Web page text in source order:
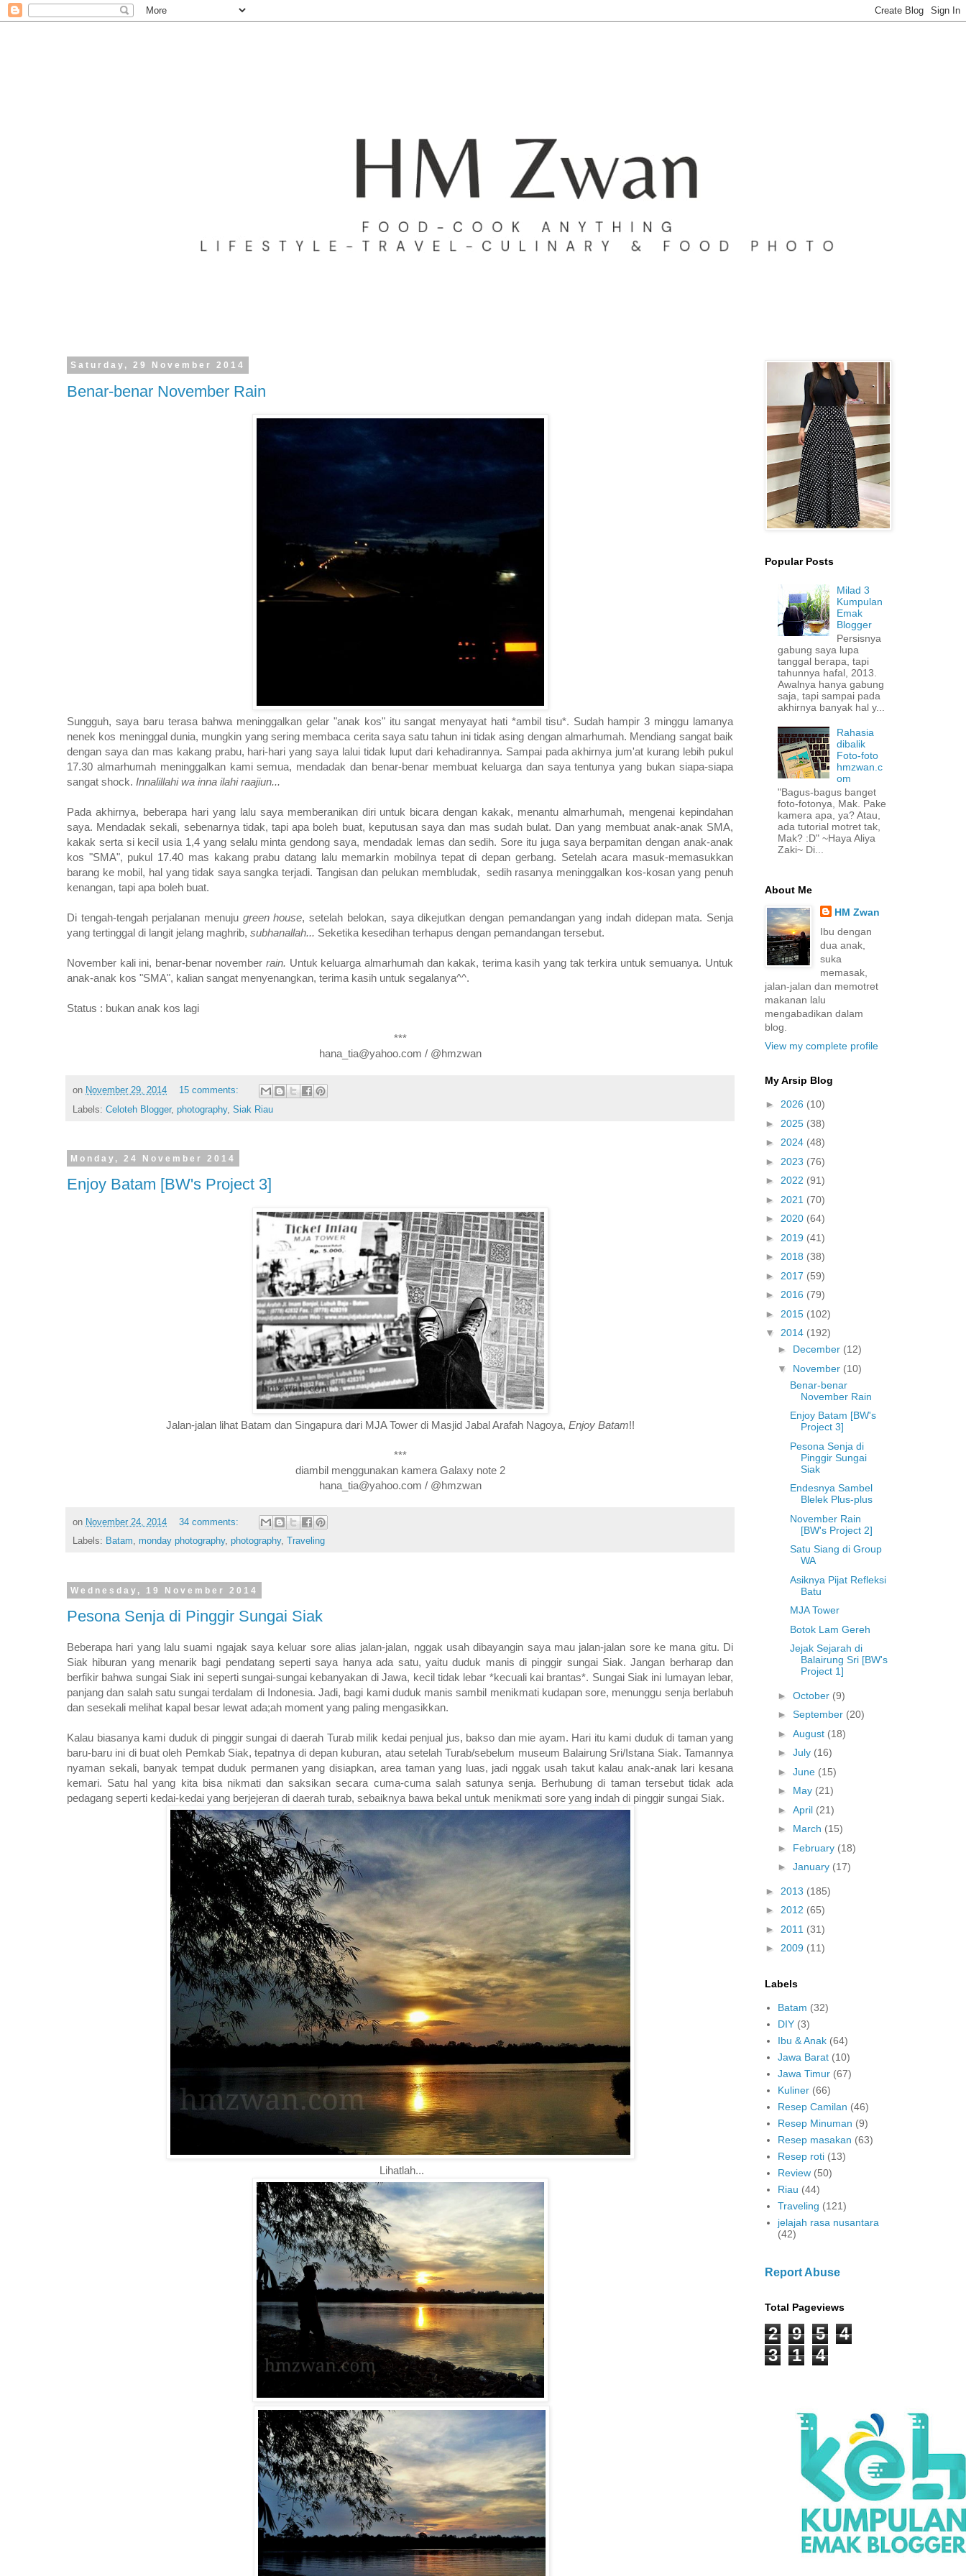
Saturday, 29 November 2014
Benar-benar November Rain
Sungguh, saya baru terasa bahwa meninggalkan gelar "anak kos" itu sangat menyayat hati *ambil tisu*. Sudah hampir 3 minggu lamanya
nenek kos meninggal dunia, mungkin yang sering membaca cerita saya satu tahun ini tidak asing dengan almarhumah. Mendiang sangat baik
dengan saya dan mas kakang prabu, hari-hari yang saya lalui tidak luput dari kehadirannya. Sampai pada akhirnya jum'at kurang lebih pukul
17.30 almarhumah meninggalkan kami semua, mendadak dan benar-benar membuat keluarga dan saya tentunya yang bukan siapa-siapa
sangat shock. Innalillahi wa inna ilahi raajiun...
Pada akhirnya, beberapa hari yang lalu saya memberanikan diri untuk bicara dengan kakak, menantu almarhumah, mengenai kepindahan
saya. Mendadak sekali, sebenarnya tidak, tapi apa boleh buat, keputusan saya dan mas sudah bulat. Dan yang membuat anak-anak SMA,
kakak serta si kecil usia 1,4 yang selalu minta gendong saya, mendadak lemas dan sedih. Sore itu juga saya berpamitan dengan anak-anak
kos "SMA", pukul 17.40 mas kakang prabu datang lalu memarkin mobilnya tepat di depan gerbang. Setelah acara masuk-memasukkan
barang ke mobil, hal yang tidak saya sangka terjadi. Tangisan dan pelukan membludak, sedih rasanya meninggalkan kos-kosan yang penuh
kenangan, tapi apa boleh buat.
Di tengah-tengah perjalanan menuju green house, setelah belokan, saya dikejutkan dengan pemandangan yang indah didepan mata. Senja
yang tertinggal di langit jelang maghrib, subhanallah... Seketika kesedihan terhapus dengan pemandangan tersebut.
November kali ini, benar-benar novemberrain. Untuk keluarga almarhumah dan kakak, terima kasih yang tak terkira untuk semuanya. Untuk
anak-anak kos "SMA", kalian sangat menyenangkan, terima kasih untuk segalanya^^.
Status : bukan anak kos lagi
***
hana_tia@yahoo.com / @hmzwan
on November 29, 2014
15 comments:
Labels: Celoteh Blogger, photography, Siak Riau
Monday, 24 November 2014
Enjoy Batam [BW's Project 3]
Jalan-jalan lihat Batam dan Singapura dari MJA Tower di Masjid Jabal Arafah Nagoya, Enjoy Batam!!
***
diambil menggunakan kamera Galaxy note 2
hana_tia@yahoo.com / @hmzwan
on November 24, 2014
34 comments:
Labels: Batam, monday photography, photography, Traveling
Wednesday, 19 November 2014
Pesona Senja di Pinggir Sungai Siak
Beberapa hari yang lalu suami ngajak saya keluar sore alias jalan-jalan, nggak usah dibayangin saya mau jalan-jalan sore ke mana gitu. Di
Siak hiburan yang menarik bagi pendatang seperti saya hanya ada satu, yaitu duduk manis di pinggir sungai Siak. Jangan berharap dan
berfikir bahwa sungai Siak ini seperti sungai-sungai kebanyakan di Jawa, kecil tidak lebar *kecuali kai brantas*. Sungai Siak ini lumayan lebar,
panjang dan salah satu sungai terdalam di Indonesia. Jadi, bagi kami duduk manis sambil menikmati kudapan sore, menunggu senja berlabuh
dan sesekali melihat kapal besar lewat ada;ah moment yang paling mengasikkan.
Kalau biasanya kami duduk di pinggir sungai di daerah Turab milik kedai penjual jus, bakso dan mie ayam. Hari itu kami duduk di taman yang
baru-baru ini di buat oleh Pemkab Siak, tepatnya di depan kuburan, atau setelah Turab/sebelum museum Balairung Sri/Istana Siak. Tamannya
nyaman sekali, banyak tempat duduk permanen yang disiapkan, area taman yang luas, jadi nggak usah takut kalau anak-anak lari kesana
kemari. Satu hal yang kita bisa nikmati dan saksikan secara cuma-cuma salah satunya senja. Berhubung di taman tersebut tidak ada
pedagang seperti kedai-kedai yang berjejeran di daerah turab, sebaiknya bawa bekal untuk menikmati sore yang indah di pinggir sungai Siak.
Lihatlah...
Popular Posts
Milad 3
Kumpulan
Emak
Blogger
Persisnya
gabung saya lupa
tanggal berapa, tapi
tahunnya hafal, 2013.
Awalnya hanya gabung
saja, tapi sampai pada
akhirnya banyak hal y...
Rahasia
dibalik
Foto-foto
hmzwan.c
om
"Bagus-bagus banget
foto-fotonya, Mak. Pake
kamera apa, ya? Atau,
ada tutorial motret tak,
Mak? :D" ~Haya Aliya
Zaki~ Di...
About Me
HM Zwan
Ibu dengan
dua anak,
suka
memasak,
jalan-jalan dan memotret
makanan lalu
mengabadikan dalam
blog.
View my complete profile
My Arsip Blog
► 2026 (10)
► 2025 (38)
► 2024 (48)
► 2023 (76)
► 2022 (91)
► 2021 (70)
► 2020 (64)
► 2019 (41)
► 2018 (38)
► 2017 (59)
► 2016 (79)
► 2015 (102)
▼ 2014 (192)
► December (12)
▼ November (10)
Benar-benar
November Rain
Enjoy Batam [BW's
Project 3]
Pesona Senja di
Pinggir Sungai
Siak
Endesnya Sambel
Blelek Plus-plus
November Rain
[BW's Project 2]
Satu Siang di Group
WA
Asiknya Pijat Refleksi
Batu
MJA Tower
Botok Lam Gereh
Jejak Sejarah di
Balairung Sri [BW's
Project 1]
► October (9)
► September (20)
► August (18)
► July (16)
► June (15)
► May (21)
► April (21)
► March (15)
► February (18)
► January (17)
► 2013 (185)
► 2012 (65)
► 2011 (31)
► 2009 (11)
Labels
Batam (32)
DIY (3)
Ibu & Anak (64)
Jawa Barat (10)
Jawa Timur (67)
Kuliner (66)
Resep Camilan (46)
Resep Minuman (9)
Resep masakan (63)
Resep roti (13)
Review (50)
Riau (44)
Traveling (121)
jelajah rasa nusantara
(42)
Report Abuse
Total Pageviews
2 9 5
4
3
1 4